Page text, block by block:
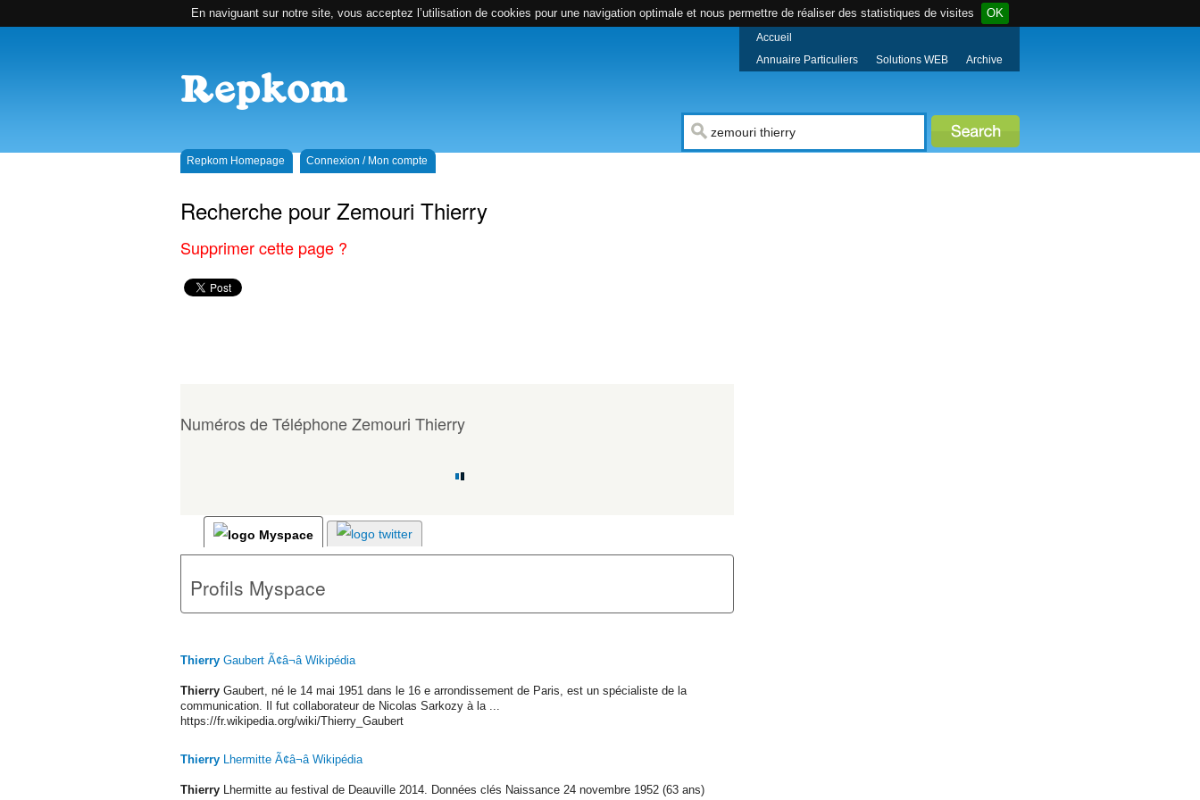
En naviguant sur notre site, vous acceptez l’utilisation de cookies pour une navigation optimale et nous permettre de réaliser des statistiques de visites OK
Accueil
Annuaire Particuliers
Solutions WEB Archive
Repkom Homepage Connexion / Mon compte
Recherche pour Zemouri Thierry
Supprimer cette page ?
Numéros de Téléphone Zemouri Thierry
Profils Myspace
Thierry Gaubert Ã¢â¬â Wikipédia
Thierry Gaubert, né le 14 mai 1951 dans le 16 e arrondissement de Paris, est un spécialiste de la
communication. Il fut collaborateur de Nicolas Sarkozy à la ...
https://fr.wikipedia.org/wiki/Thierry_Gaubert
Thierry Lhermitte Ã¢â¬â Wikipédia
Thierry Lhermitte au festival de Deauville 2014. Données clés Naissance 24 novembre 1952 (63 ans)